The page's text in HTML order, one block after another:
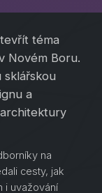
téma
Novém Boru.
sklářskou
a
na
cesty, jak
i uvažování